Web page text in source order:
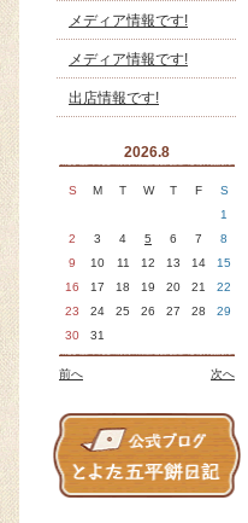
メディア情報です!
メディア情報です!
出店情報です!
2026.8
S M T W T F
S
1
2
3 4 5 6 7
8
9
10 11 12 13 14
15
16
17 18 19 20 21
22
23
24 25 26 27 28
29
30
31
次へ
前へ